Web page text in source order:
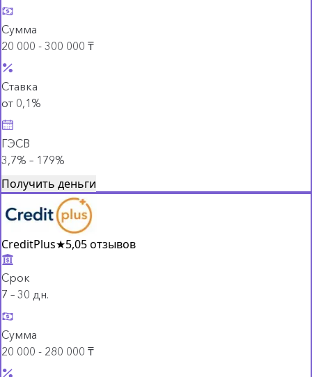
Сумма
20 000 - 300 000 ₸
Ставка
от 0,1%
ГЭСВ
3,7% – 179%
Получить деньги
CreditPlus★5,05 отзывов
Срок
7 – 30 дн.
Сумма
20 000 - 280 000 ₸